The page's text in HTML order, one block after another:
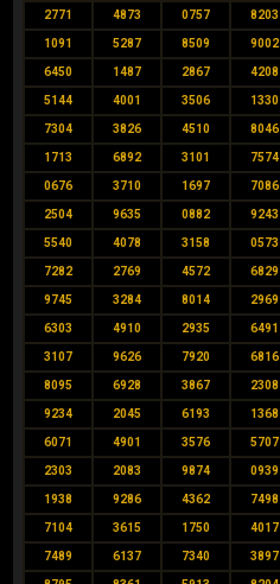
2771 4873 0757 8203
1091 5287 8509 9002
6450 1487 2867 4208
5144 4001 3506 1330
7304 3826 4510 8046
1713 6892 3101 7574
0676 3710 1697 7086
2504 9635 0882 9243
5540 4078 3158 0573
7282 2769 4572 6829
9745 3284 8014 2969
6303 4910 2935 6491
3107 9626 7920 6816
8095 6928 3867 2308
9234 2045 6193 1368
6071 4901 3576 5707
2303 2083 9874 0939
1938 9286 4362 7498
7104 3615 1750 4017
7489 6137 7340 3897